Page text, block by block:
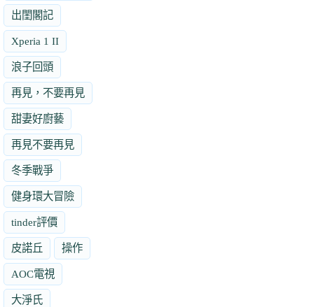
出閨閣記
Xperia 1 II
浪子回頭
再見，不要再見
甜妻好廚藝
再見不要再見
冬季戰爭
健身環大冒險
tinder評價
皮諾丘 操作
AOC電視
大淨氏